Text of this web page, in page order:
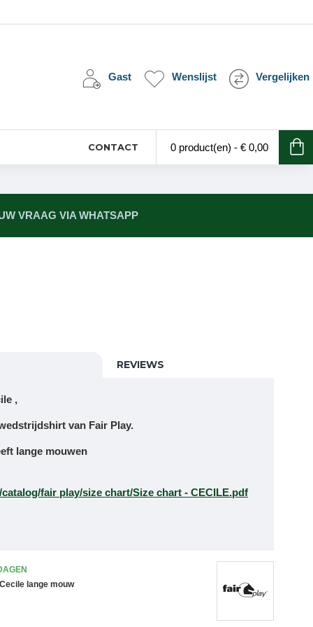
Gast Wenslijst Vergelijken
CONTACT 0 product(en) - € 0,00
VRAAG VIA WHATSAPP
REVIEWS
,
van Fair Play.
lange mouwen
fair play/size chart/Size chart - CECILE.pdf
lange mouw